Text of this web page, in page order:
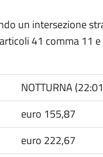
un intersezione
41 comma 11
NOTTURNA
euro 155,87
euro 222,67